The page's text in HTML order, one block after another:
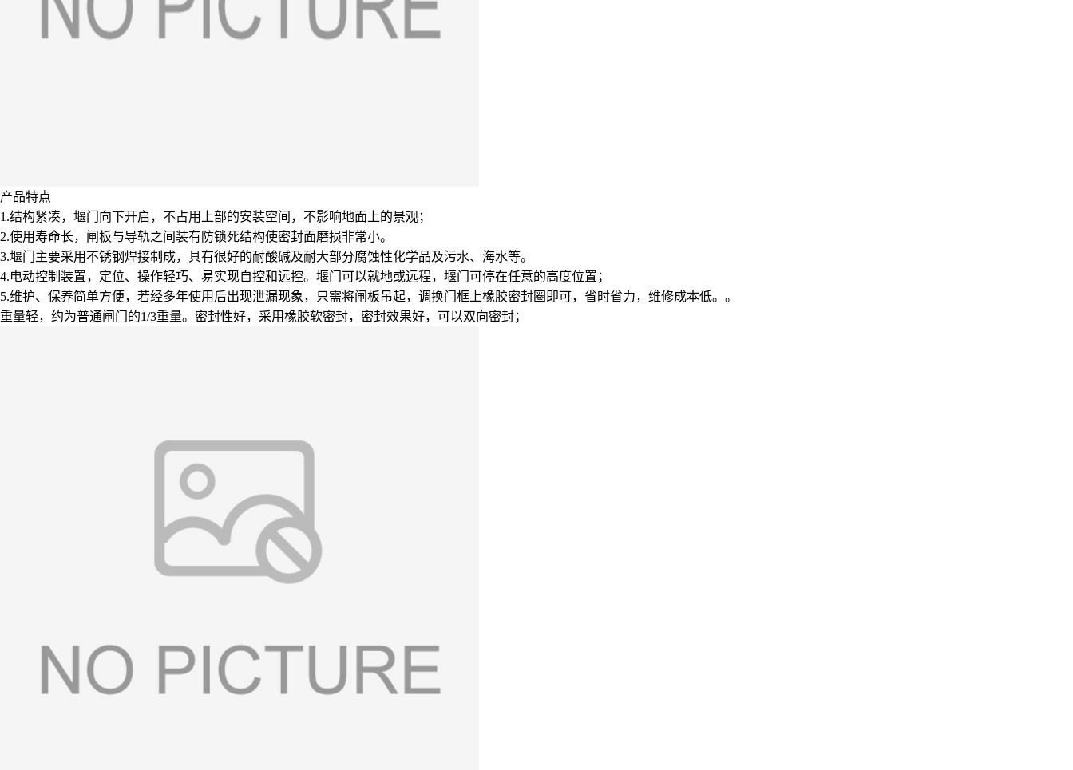
产品特点
1.结构紧凑，堰门向下开启，不占用上部的安装空间，不影响地面上的景观；
2.使用寿命长，闸板与导轨之间装有防锁死结构使密封面磨损非常小。
3.堰门主要采用不锈钢焊接制成，具有很好的耐酸碱及耐大部分腐蚀性化学品及污水、海水等。
4.电动控制装置，定位、操作轻巧、易实现自控和远控。堰门可以就地或远程，堰门可停在任意的高度位置；
5.维护、保养简单方便，若经多年使用后出现泄漏现象，只需将闸板吊起，调换门框上橡胶密封圈即可，省时省力，维修成本低。。
重量轻，约为普通闸门的1/3重量。密封性好，采用橡胶软密封，密封效果好，可以双向密封；